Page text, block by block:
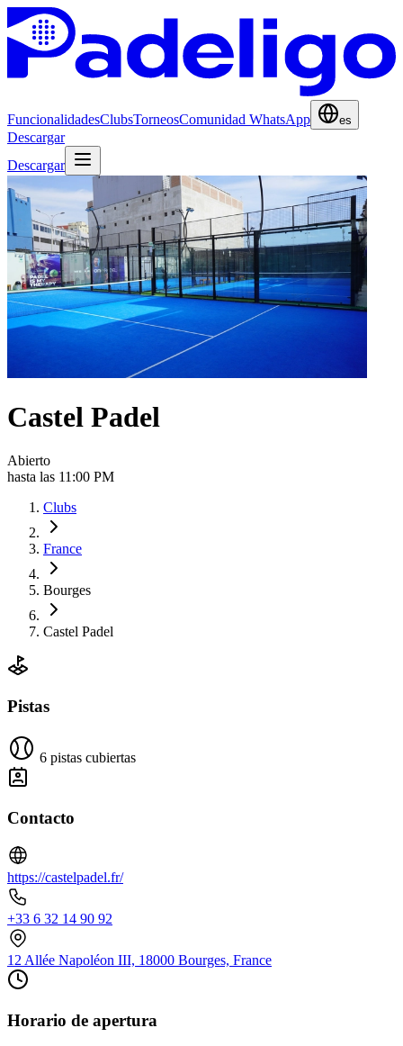
FuncionalidadesClubsTorneosComunidad WhatsApp es
Descargar
Descargar
Castel Padel
Abierto
hasta las 11:00 PM
Clubs
France
Bourges
Castel Padel
Pistas
6 pistas cubiertas
Contacto
https://castelpadel.fr/
+33 6 32 14 90 92
12 Allée Napoléon III, 18000 Bourges, France
Horario de apertura